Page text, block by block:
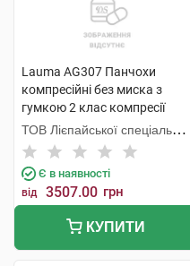
Lauma AG307 Панчохи
компресійні без миска з
гумкою 2 клас компресії
колір натуральний розмір 2D
1 пара
ТОВ Лієпайської спеціальної
економічної зони Лаума
Медікал,
Є в наявності
від 3507.00 грн
КУПИТИ